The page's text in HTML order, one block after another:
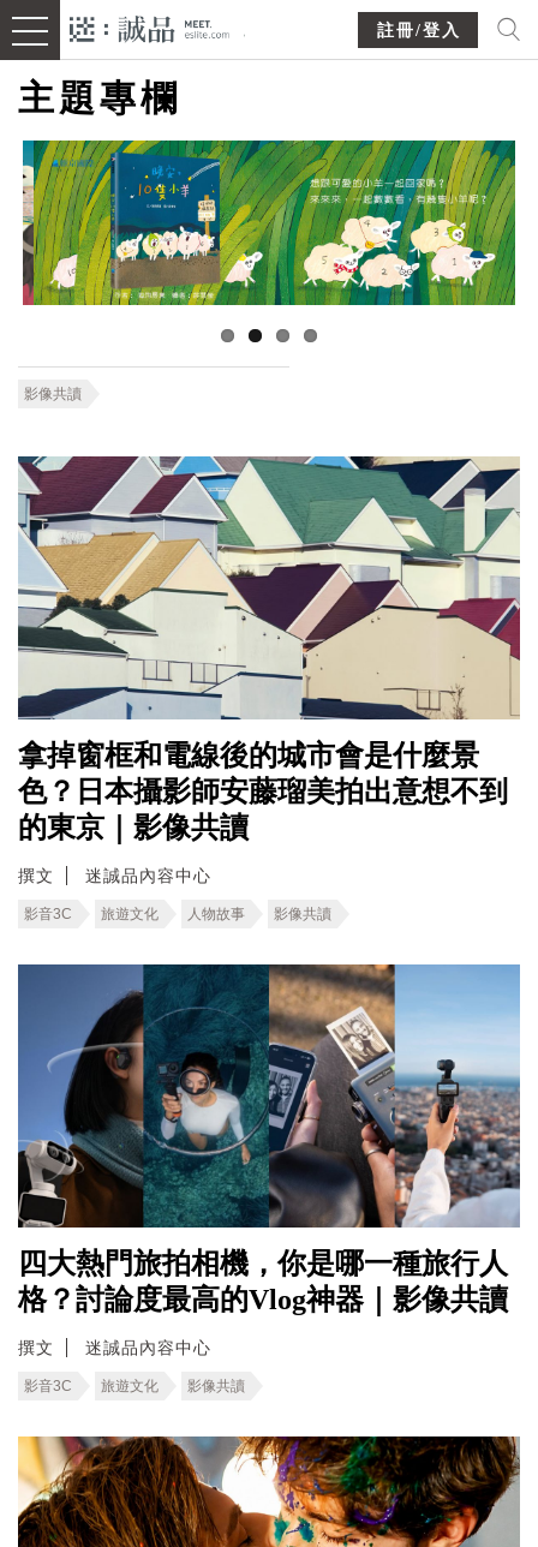
註冊/登入
主題專欄
影像共讀
拿掉窗框和電線後的城市會是什麼景
色？日本攝影師安藤瑠美拍出意想不到
的東京｜影像共讀
撰文 迷誠品內容中心
影音3C 旅遊文化 人物故事 影像共讀
四大熱門旅拍相機，你是哪一種旅行人
格？討論度最高的Vlog神器｜影像共讀
撰文 迷誠品內容中心
影音3C 旅遊文化 影像共讀